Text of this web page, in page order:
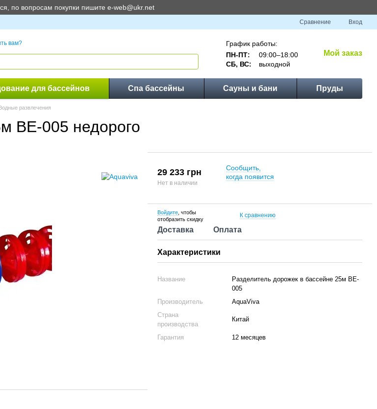
по вопросам покупки пишите e-web@ukr.net
Сравнение Вход
вам?
График работы:
ПН-ПТ:
09:00–18:00
СБ, ВС:
выходной
Мой заказ
для бассейнов Спа бассейны Сауны и бани Пруды
развлечения
BE-005 недорого
29 233 грн
Нет в наличии
Сообщить,
когда появится
Войдите , чтобы
отобразить скидку
К сравнению
Доставка Оплата
Характеристики
Название
Разделитель дорожек в бассейне 25м BE-
005
Производитель
AquaViva
Страна
производства
Китай
Гарантия 12 месяцев